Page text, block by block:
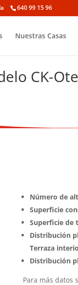
640 99 15 96
Nuestras Casas
CK-
Número de
Superficie
Superficie de
Distribución
Terraza
Distribución
Para más datos